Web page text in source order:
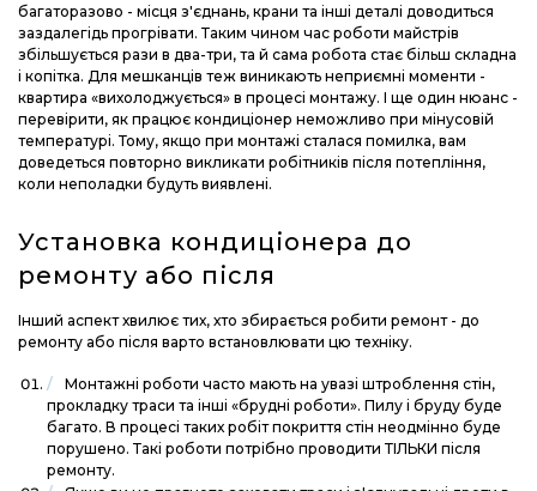
багаторазово - місця з'єднань, крани та інші деталі доводиться
заздалегідь прогрівати. Таким чином час роботи майстрів
збільшується рази в два-три, та й сама робота стає більш складна
і копітка. Для мешканців теж виникають неприємні моменти -
квартира «вихолоджується» в процесі монтажу. І ще один нюанс -
перевірити, як працює кондиціонер неможливо при мінусовій
температурі. Тому, якщо при монтажі сталася помилка, вам
доведеться повторно викликати робітників після потепління,
коли неполадки будуть виявлені.
Установка кондиціонера до
ремонту або після
Інший аспект хвилює тих, хто збирається робити ремонт - до
ремонту або після варто встановлювати цю техніку.
Монтажні роботи часто мають на увазі штроблення стін,
прокладку траси та інші «брудні роботи». Пилу і бруду буде
багато. В процесі таких робіт покриття стін неодмінно буде
порушено. Такі роботи потрібно проводити ТІЛЬКИ після
ремонту.